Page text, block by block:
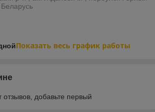
Показать весь график работы
добавьте первый